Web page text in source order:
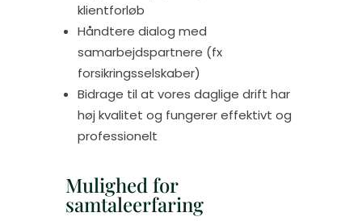
klientforløb
Håndtere dialog med
samarbejdspartnere (fx
forsikringsselskaber)
Bidrage til at vores daglige drift har
høj kvalitet og fungerer effektivt og
professionelt
Mulighed for
samtaleerfaring